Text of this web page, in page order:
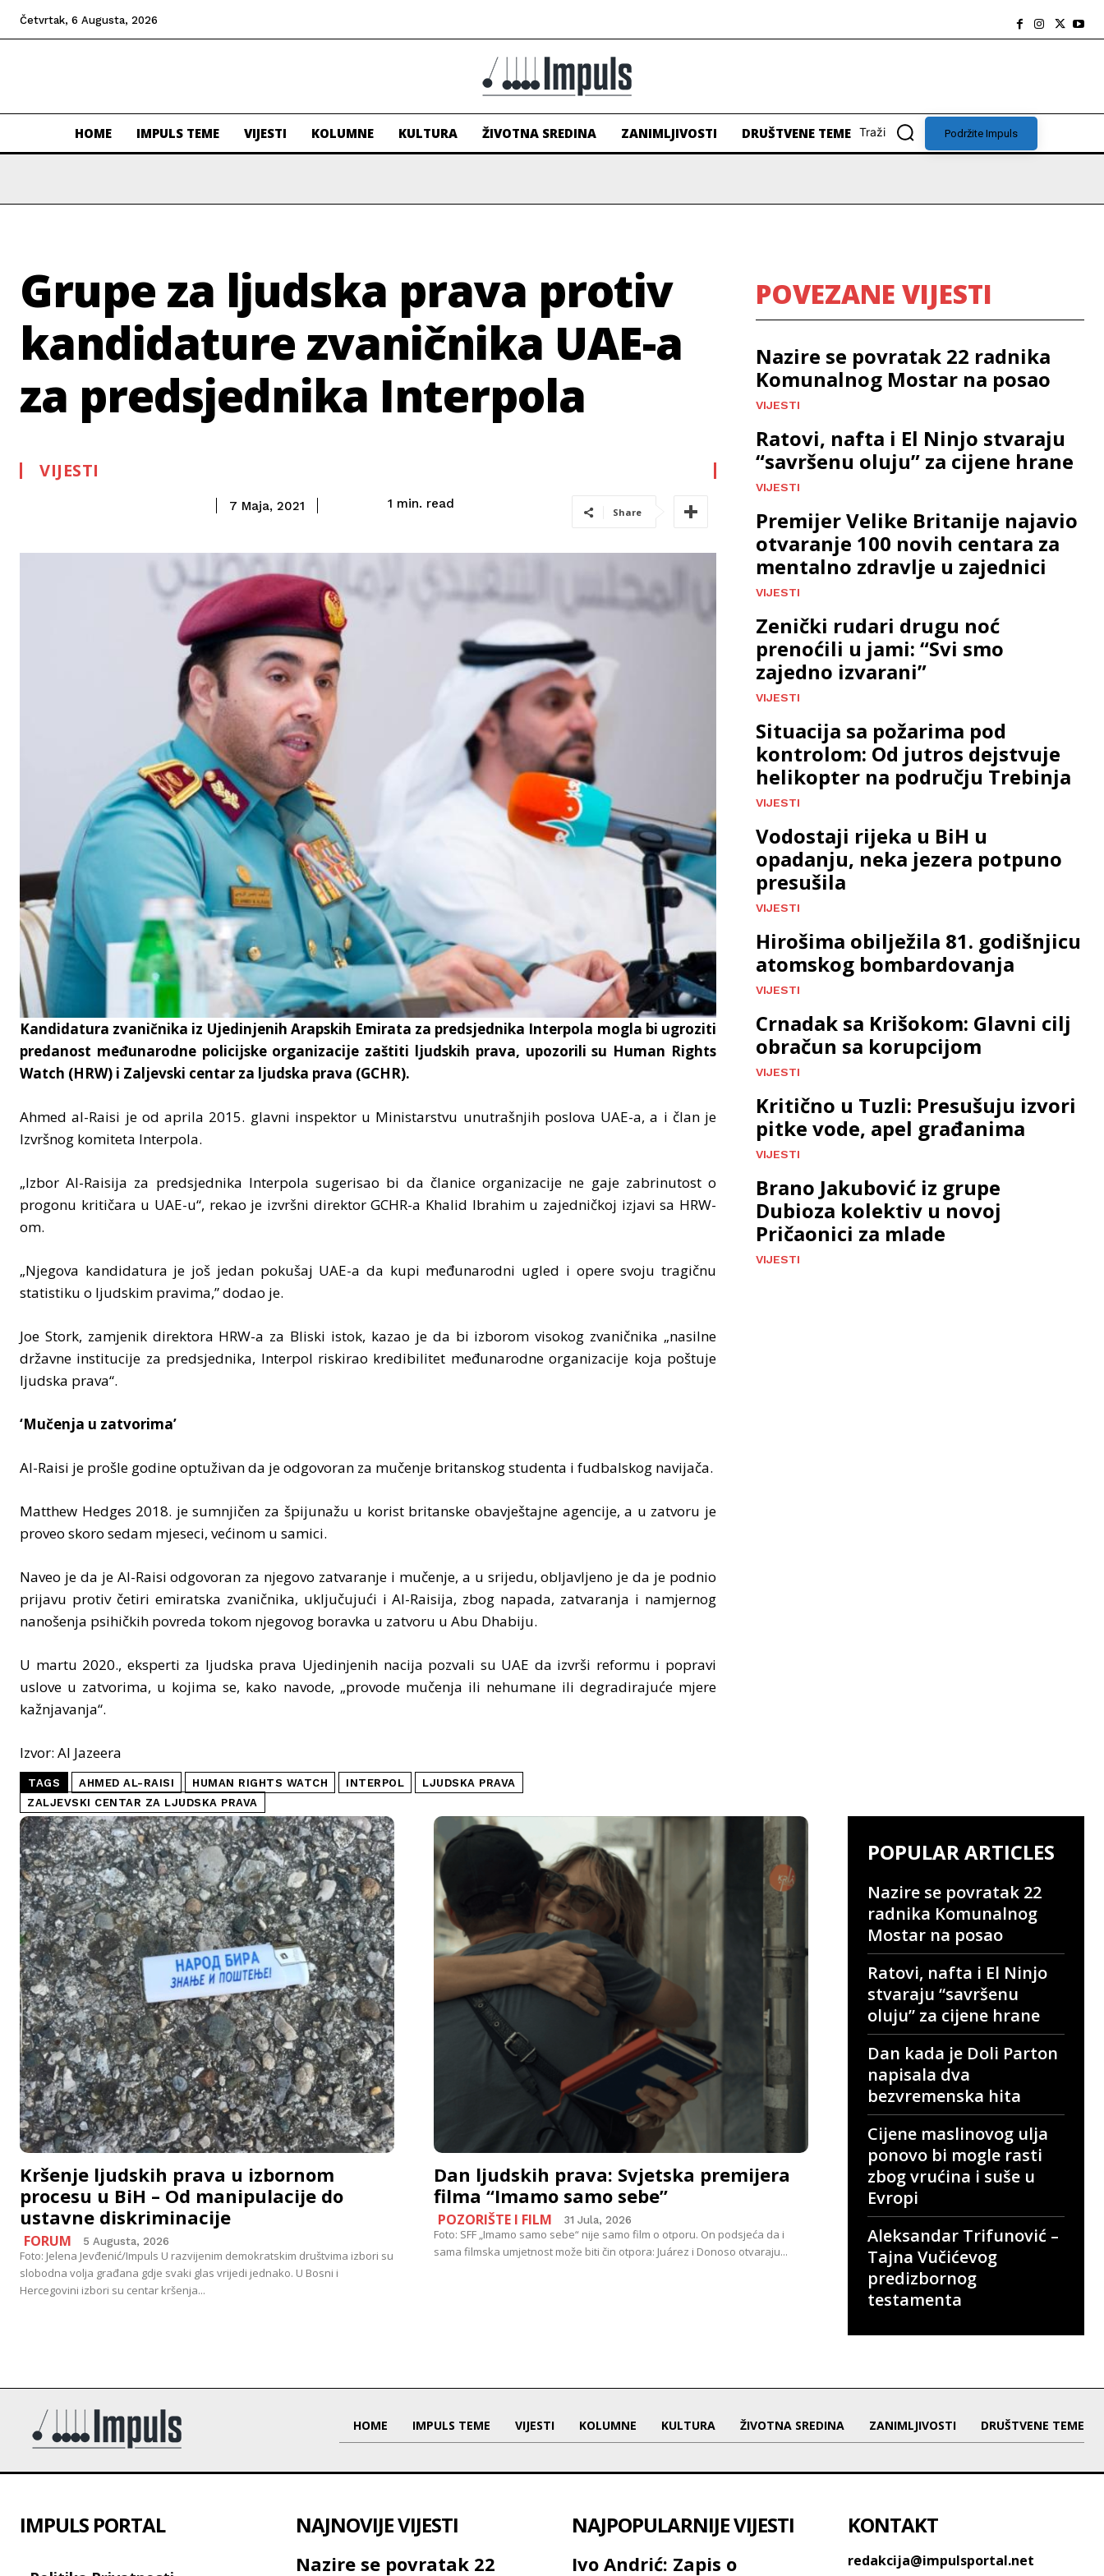
Četvrtak, 6 Augusta, 2026
HOME IMPULS TEME VIJESTI KOLUMNE KULTURA ŽIVOTNA SREDINA ZANIMLJIVOSTI DRUŠTVENE TEME Traži Podržite Impuls
Grupe za ljudska prava protiv
kandidature zvaničnika UAE-a
za predsjednika Interpola
VIJESTI
7 Maja, 2021 1 min. read
Share
Kandidatura zvaničnika iz Ujedinjenih Arapskih Emirata za predsjednika Interpola mogla bi ugroziti
predanost međunarodne policijske organizacije zaštiti ljudskih prava, upozorili su Human Rights
Watch (HRW) i Zaljevski centar za ljudska prava (GCHR).
Ahmed al-Raisi je od aprila 2015. glavni inspektor u Ministarstvu unutrašnjih poslova UAE-a, a i član je
Izvršnog komiteta Interpola.
„Izbor Al-Raisija za predsjednika Interpola sugerisao bi da članice organizacije ne gaje zabrinutost o
progonu kritičara u UAE-u“, rekao je izvršni direktor GCHR-a Khalid Ibrahim u zajedničkoj izjavi sa HRW-
om.
„Njegova kandidatura je još jedan pokušaj UAE-a da kupi međunarodni ugled i opere svoju tragičnu
statistiku o ljudskim pravima,” dodao je.
Joe Stork, zamjenik direktora HRW-a za Bliski istok, kazao je da bi izborom visokog zvaničnika „nasilne
državne institucije za predsjednika, Interpol riskirao kredibilitet međunarodne organizacije koja poštuje
ljudska prava“.
‘Mučenja u zatvorima’
Al-Raisi je prošle godine optuživan da je odgovoran za mučenje britanskog studenta i fudbalskog navijača.
Matthew Hedges 2018. je sumnjičen za špijunažu u korist britanske obavještajne agencije, a u zatvoru je
proveo skoro sedam mjeseci, većinom u samici.
Naveo je da je Al-Raisi odgovoran za njegovo zatvaranje i mučenje, a u srijedu, obljavljeno je da je podnio
prijavu protiv četiri emiratska zvaničnika, uključujući i Al-Raisija, zbog napada, zatvaranja i namjernog
nanošenja psihičkih povreda tokom njegovog boravka u zatvoru u Abu Dhabiju.
U martu 2020., eksperti za ljudska prava Ujedinjenih nacija pozvali su UAE da izvrši reformu i popravi
uslove u zatvorima, u kojima se, kako navode, „provode mučenja ili nehumane ili degradirajuće mjere
kažnjavanja“.
Izvor: Al Jazeera
TAGS AHMED AL-RAISI HUMAN RIGHTS WATCH INTERPOL
LJUDSKA PRAVA
ZALJEVSKI CENTAR ZA LJUDSKA PRAVA
POVEZANE VIJESTI
Nazire se povratak 22 radnika
Komunalnog Mostar na posao
VIJESTI
Ratovi, nafta i El Ninjo stvaraju
“savršenu oluju” za cijene hrane
VIJESTI
Premijer Velike Britanije najavio
otvaranje 100 novih centara za
mentalno zdravlje u zajednici
VIJESTI
Zenički rudari drugu noć
prenoćili u jami: “Svi smo
zajedno izvarani”
VIJESTI
Situacija sa požarima pod
kontrolom: Od jutros dejstvuje
helikopter na području Trebinja
VIJESTI
Vodostaji rijeka u BiH u
opadanju, neka jezera potpuno
presušila
VIJESTI
Hirošima obilježila 81. godišnjicu
atomskog bombardovanja
VIJESTI
Crnadak sa Krišokom: Glavni cilj
obračun sa korupcijom
VIJESTI
Kritično u Tuzli: Presušuju izvori
pitke vode, apel građanima
VIJESTI
Brano Jakubović iz grupe
Dubioza kolektiv u novoj
Pričaonici za mlade
VIJESTI
Kršenje ljudskih prava u izbornom
procesu u BiH – Od manipulacije do
ustavne diskriminacije
FORUM 5 Augusta, 2026
Foto: Jelena Jevđenić/Impuls U razvijenim demokratskim društvima izbori su
slobodna volja građana gdje svaki glas vrijedi jednako. U Bosni i
Hercegovini izbori su centar kršenja...
Dan ljudskih prava: Svjetska premijera
filma “Imamo samo sebe”
POZORIŠTE I FILM 31 Jula, 2026
Foto: SFF „Imamo samo sebe“ nije samo film o otporu. On podsjeća da i
sama filmska umjetnost može biti čin otpora: Juárez i Donoso otvaraju...
POPULAR ARTICLES
Nazire se povratak 22
radnika Komunalnog
Mostar na posao
Ratovi, nafta i El Ninjo
stvaraju “savršenu
oluju” za cijene hrane
Dan kada je Doli Parton
napisala dva
bezvremenska hita
Cijene maslinovog ulja
ponovo bi mogle rasti
zbog vrućina i suše u
Evropi
Aleksandar Trifunović –
Tajna Vučićevog
predizbornog
testamenta
HOME IMPULS TEME VIJESTI KOLUMNE KULTURA ŽIVOTNA SREDINA ZANIMLJIVOSTI DRUŠTVENE TEME
IMPULS PORTAL NAJNOVIJE VIJESTI
Nazire se povratak 22
NAJPOPULARNIJE VIJESTI
Ivo Andrić: Zapis o
KONTAKT
redakcija@impulsportal.net